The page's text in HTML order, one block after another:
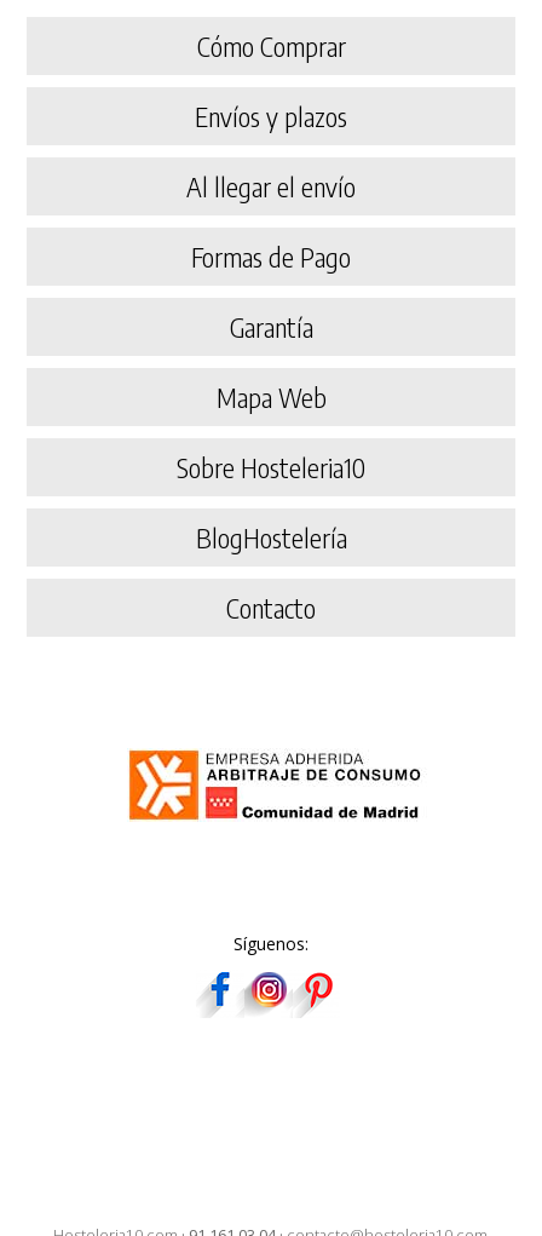
Cómo Comprar
Envíos y plazos
Al llegar el envío
Formas de Pago
Garantía
Mapa Web
Sobre Hosteleria10
BlogHostelería
Contacto
Síguenos: